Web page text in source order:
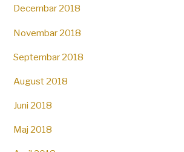
Decembar 2018
Novembar 2018
Septembar 2018
August 2018
Juni 2018
Maj 2018